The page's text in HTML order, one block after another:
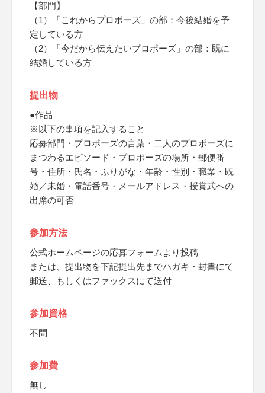
【部門】
（1）「これからプロポーズ」の部：今後結婚を予
定している方
（2）「今だから伝えたいプロポーズ」の部：既に
結婚している方
提出物
●作品
※以下の事項を記入すること
応募部門・プロポーズの言葉・二人のプロポーズに
まつわるエピソード・プロポーズの場所・郵便番
号・住所・氏名・ふりがな・年齢・性別・職業・既
婚／未婚・電話番号・メールアドレス・授賞式への
出席の可否
参加方法
公式ホームページの応募フォームより投稿
または、提出物を下記提出先までハガキ・封書にて
郵送、もしくはファックスにて送付
参加資格
不問
参加費
無し